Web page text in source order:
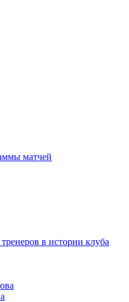
матчей
в истории клуба